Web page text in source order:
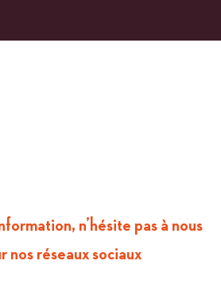
n’hésite pas à nous
nos réseaux sociaux